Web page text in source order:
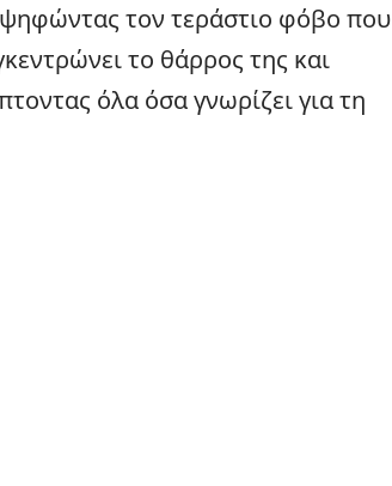
τον τεράστιο φόβο που
το θάρρος της και
όλα όσα γνωρίζει για τη